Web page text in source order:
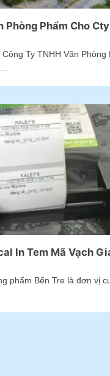
Phòng Phẩm Cho
Ty TNHH Văn Phòng
In Tem Mã Vạch
phẩm Bến Tre là đơn vị